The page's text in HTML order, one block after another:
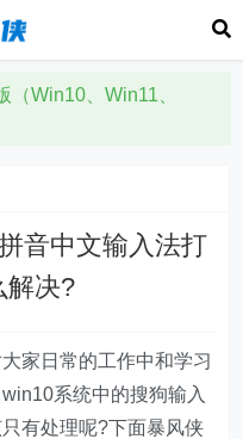
Win10、Win11、
音中文输入法打
解决?
家日常的工作中和学习
系统中的搜狗输入
有处理呢?下面暴风侠